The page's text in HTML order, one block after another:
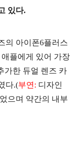
있다.
의 아이폰6플러스
플에게 있어 가장
가한 듀얼 렌즈 카
다.(부연: 디자인
으며 약간의 내부